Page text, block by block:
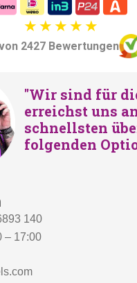
2427 Bewertungen
"Wir sind für
erreichst uns
schnellsten
folgenden
140
– 17:00